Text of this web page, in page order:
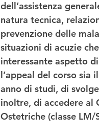
dell’assistenza
natura tecnica,
prevenzione delle
situazioni di acuzie
interessante aspetto
l’appeal del corso sia
anno di studi, di
inoltre, di accedere al
Ostetriche (classe LM/